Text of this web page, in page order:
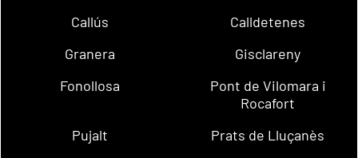
Callús
Calldetenes
Granera
Gisclareny
Fonollosa
Pont de Vilomara i
Rocafort
Pujalt
Prats de Lluçanès